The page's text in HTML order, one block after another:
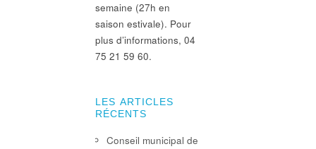
semaine (27h en
saison estivale). Pour
plus d’informations, 04
75 21 59 60.
LES ARTICLES
RÉCENTS
Conseil municipal de